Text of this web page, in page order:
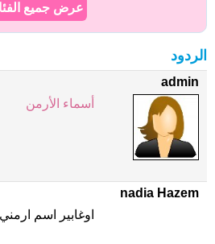
عرض جميع
الردود
admin
أسماء الأرمن
nadia Hazem
اوغابير اسم